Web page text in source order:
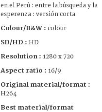
en el Perú : entre la búsqueda y la
esperenza : versión corta
Colour/B&W : colour
SD/HD : HD
Resolution : 1280 x 720
Aspect ratio : 16/9
Original material/format :
H264
Best material/format